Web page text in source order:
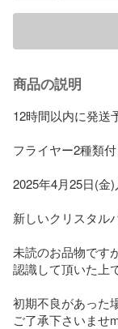
商品の説明
12時間以内に発送
フライヤー2種類付
2025年4月25日(金)
新しいクリスタル
未読のお品物です
認識して頂いた上
初期不良があった
ご了承下さいませ